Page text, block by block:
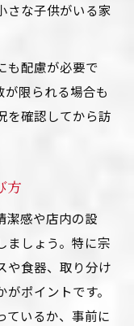
さな子供がいる家
も配慮が必要で
が限られる場合も
を確認してから訪
方
潔感や店内の設
ましょう。特に宗
や食器、取り分け
ポイントです。
ているか、事前に